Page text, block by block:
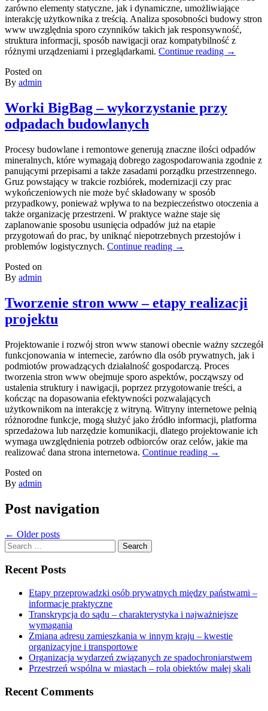
zarówno elementy statyczne, jak i dynamiczne, umożliwiające
interakcję użytkownika z treścią. Analiza sposobności budowy stron
www uwzględnia sporo czynników takich jak responsywność,
struktura informacji, sposób nawigacji oraz kompatybilność z
różnymi urządzeniami i przeglądarkami. Continue reading →
Posted on
By admin
Worki BigBag – wykorzystanie przy
odpadach budowlanych
Procesy budowlane i remontowe generują znaczne ilości odpadów
mineralnych, które wymagają dobrego zagospodarowania zgodnie z
panującymi przepisami a także zasadami porządku przestrzennego.
Gruz powstający w trakcie rozbiórek, modernizacji czy prac
wykończeniowych nie może być składowany w sposób
przypadkowy, ponieważ wpływa to na bezpieczeństwo otoczenia a
także organizację przestrzeni. W praktyce ważne staje się
zaplanowanie sposobu usunięcia odpadów już na etapie
przygotowań do prac, by uniknąć niepotrzebnych przestojów i
problemów logistycznych. Continue reading →
Posted on
By admin
Tworzenie stron www – etapy realizacji
projektu
Projektowanie i rozwój stron www stanowi obecnie ważny szczegół
funkcjonowania w internecie, zarówno dla osób prywatnych, jak i
podmiotów prowadzących działalność gospodarczą. Proces
tworzenia stron www obejmuje sporo aspektów, począwszy od
ustalenia struktury i nawigacji, poprzez przygotowanie treści, a
kończąc na dopasowania efektywności pozwalających
użytkownikom na interakcję z witryną. Witryny internetowe pełnią
różnorodne funkcje, mogą służyć jako źródło informacji, platforma
sprzedażowa lub narzędzie komunikacji, dlatego projektowanie ich
wymaga uwzględnienia potrzeb odbiorców oraz celów, jakie ma
realizować dana strona internetowa. Continue reading →
Posted on
By admin
Post navigation
← Older posts
Search
for:
Recent Posts
Etapy przeprowadzki osób prywatnych między państwami –
informacje praktyczne
Transkrypcja do sądu – charakterystyka i najważniejsze
wymagania
Zmiana adresu zamieszkania w innym kraju – kwestie
organizacyjne i transportowe
Organizacja wydarzeń związanych ze spadochroniarstwem
Przestrzeń wspólna w miastach – rola obiektów małej skali
Recent Comments